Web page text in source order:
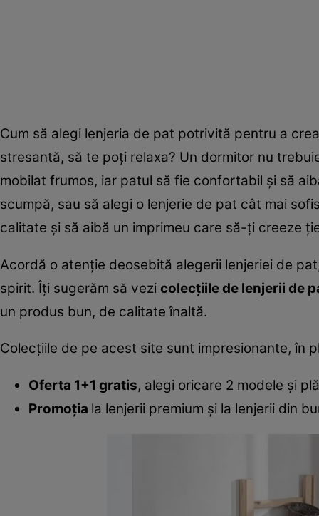
Cum să alegi lenjeria de pat potrivită pentru a
stresantă, să te poţi relaxa? Un dormitor nu
mobilat frumos, iar patul să fie confortabil şi să
scumpă, sau să alegi o lenjerie de pat cât mai
calitate şi să aibă un imprimeu care să-ţi creeze
Acordă o atenţie deosebită alegerii lenjeriei de
spirit. Îţi sugerăm să vezi colecţiile de lenjerii de
un produs bun, de calitate înaltă.
Colecţiile de pe acest site sunt impresionante, în
Oferta 1+1 gratis, alegi oricare 2 modele şi
Promoţia la lenjerii premium şi la lenjerii din